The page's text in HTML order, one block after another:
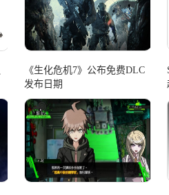
《生化危机7》公布免费DLC
发布日期